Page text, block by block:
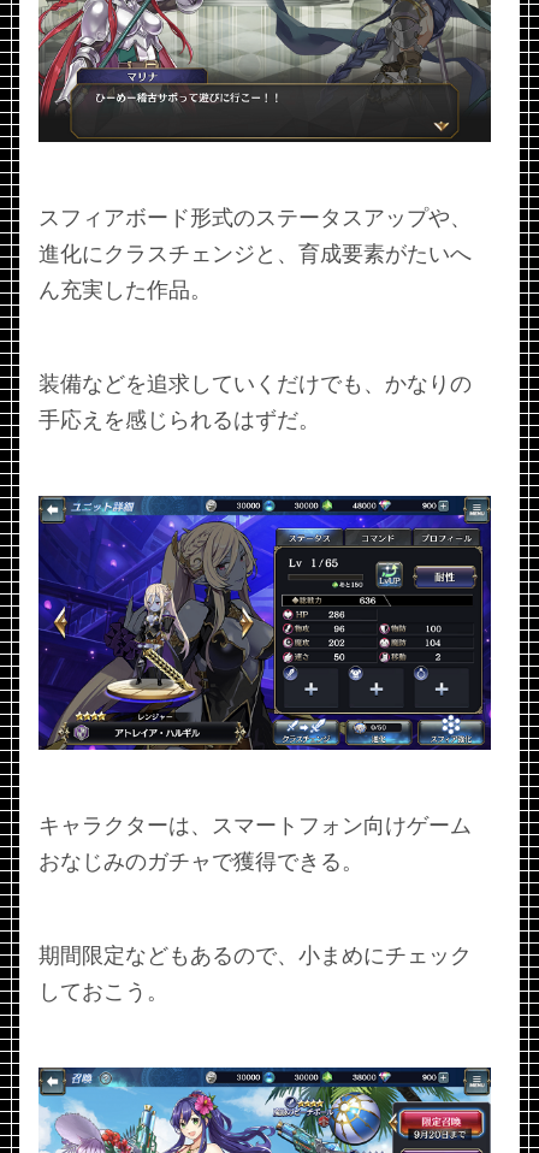
スフィアボード形式のステータスアップや、
進化にクラスチェンジと、育成要素がたいへ
ん充実した作品。
装備などを追求していくだけでも、かなりの
手応えを感じられるはずだ。
キャラクターは、スマートフォン向けゲーム
おなじみのガチャで獲得できる。
期間限定などもあるので、小まめにチェック
しておこう。